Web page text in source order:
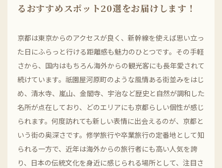
るおすすめスポット20選をお届けします！
京都は東京からのアクセスが良く、新幹線を使えば思い立っ
た日にふらっと行ける距離感も魅力のひとつです。その手軽
さから、国内はもちろん海外からの観光客にも長年愛されて
続けています。祇園屋河原町のような風情ある街並みをはじ
め、清水寺、嵐山、金閣寺、宇治など歴史と自然が調和した
名所が点在しており、どのエリアにも京都らしい個性が感じ
られます。何度訪れても新しい表情に出会えるのが、京都と
いう街の奥深さです。修学旅行や卒業旅行の定番地として知
られる一方で、近年は海外からの旅行者にも高い人気を誇
り、日本の伝統文化を身近に感じられる場所として、注目さ